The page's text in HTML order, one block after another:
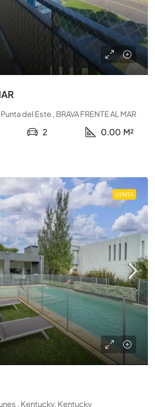
del Este , BRAVA FRENTE AL MAR
2 0.00 M²
VENTA
, Kentucky, Kentucky